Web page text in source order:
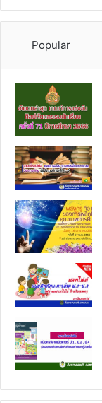
Popular